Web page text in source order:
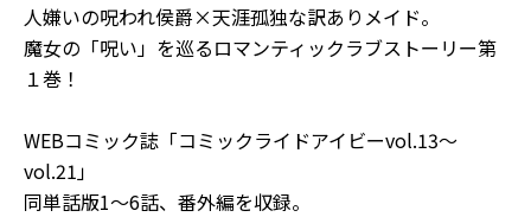
人嫌いの呪われ侯爵×天涯孤独な訳ありメイド。
魔女の「呪い」を巡るロマンティックラブストーリー第
１巻！
WEBコミック誌「コミックライドアイビーvol.13～
vol.21」
同単話版1～6話、番外編を収録。